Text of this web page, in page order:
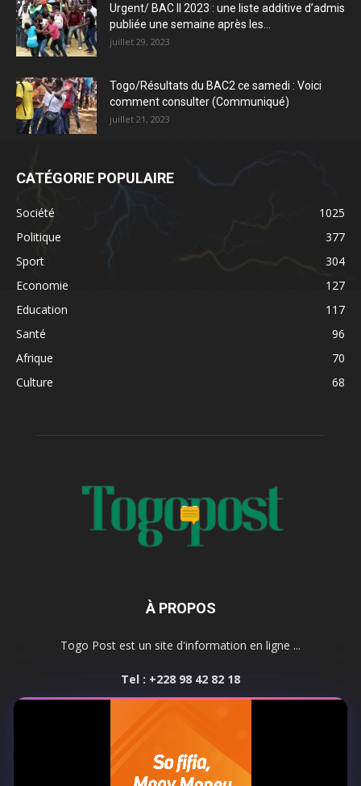
Urgent/ BAC II 2023 : une liste additive d’admis
publiée une semaine après les...
juillet 29, 2023
Togo/Résultats du BAC2 ce samedi : Voici
comment consulter (Communiqué)
juillet 21, 2023
CATÉGORIE POPULAIRE
Société
1025
Politique
377
Sport
304
Economie
127
Education
117
Santé
96
Afrique
70
Culture
68
À PROPOS
Togo Post est un site d'information en ligne ...
Tel : +228 98 42 82 18
SUIVEZ NOUS